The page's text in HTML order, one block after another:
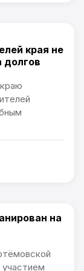
края не
долгов
на